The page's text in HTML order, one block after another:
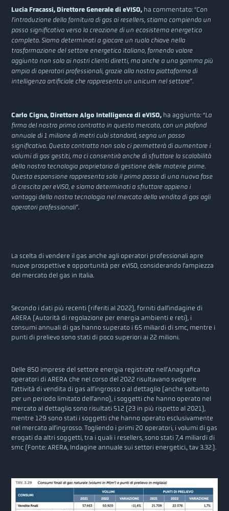
Lucia Fracassi, Direttore Generale di eVISO, ha commentato: “Con
l’introduzione della fornitura di gas ai resellers, stiamo compiendo un
passo significativo verso la creazione di un ecosistema energetico
completo. Siamo determinati a giocare un ruolo chiave nella
trasformazione del settore energetico italiano, fornendo valore
aggiunto non solo ai nostri clienti diretti, ma anche a una gamma più
ampia di operatori professionali, grazie alla nostra piattaforma di
intelligenza artificiale che rappresenta un unicum nel settore”.
Carlo Cigna, Direttore Algo Intelligence di eVISO, ha aggiunto: “La
firma del nostro primo contratto in questo mercato, con un plafond
annuale di 1 milione di metri cubi standard, segna un passo
significativo. Questo contratto non solo ci permetterà di aumentare i
volumi di gas gestiti, ma ci consentirà anche di sfruttare la scalabilità
della nostra tecnologia proprietaria di gestione delle materie prime.
Questa espansione rappresenta solo il primo passo di una nuova fase
di crescita per eVISO, e siamo determinati a sfruttare appieno i
vantaggi della nostra tecnologia nel mercato della vendita di gas agli
operatori professionali”.
La scelta di vendere il gas anche agli operatori professionali apre
nuove prospettive e opportunità per eVISO, considerando l’ampiezza
del mercato del gas in Italia.
Secondo i dati più recenti (riferiti al 2022), forniti dall’indagine di
ARERA (Autorità di regolazione per energia ambienti e reti), i
consumi annuali di gas hanno superato i 65 miliardi di smc, mentre i
punti di prelievo sono stati di poco superiori ai 22 milioni.
Delle 850 imprese del settore energia registrate nell’Anagrafica
operatori di ARERA che nel corso del 2022 risultavano svolgere
l’attività di vendita di gas all’ingrosso o al dettaglio (anche soltanto
per un periodo limitato dell’anno), i soggetti che hanno operato nel
mercato al dettaglio sono risultati 512 (23 in più rispetto al 2021),
mentre 129 sono stati i soggetti che hanno operato esclusivamente
nel mercato all’ingrosso. Togliendo i primi 20 operatori, i volumi di gas
erogati da altri soggetti, tra i quali i resellers, sono stati 7,4 miliardi di
smc (Fonte: ARERA, Indagine annuale sui settori energetici., tav 3.32.).